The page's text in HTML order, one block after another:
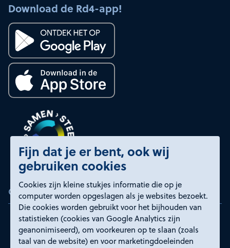
Fijn dat je er bent, ook wij
gebruiken cookies
Cookies zijn kleine stukjes informatie die op je
computer worden opgeslagen als je websites bezoekt.
Die cookies worden gebruikt voor het bijhouden van
statistieken (cookies van Google Analytics zijn
geanonimiseerd), om voorkeuren op te slaan (zoals
taal van de website) en voor marketingdoeleinden
Download de Rd4-app!
Certificeringen